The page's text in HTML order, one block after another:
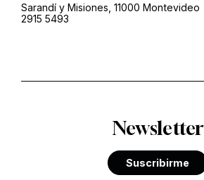
Sarandí y Misiones, 11000 Montevideo
2915 5493
Newsletter
Suscribirme